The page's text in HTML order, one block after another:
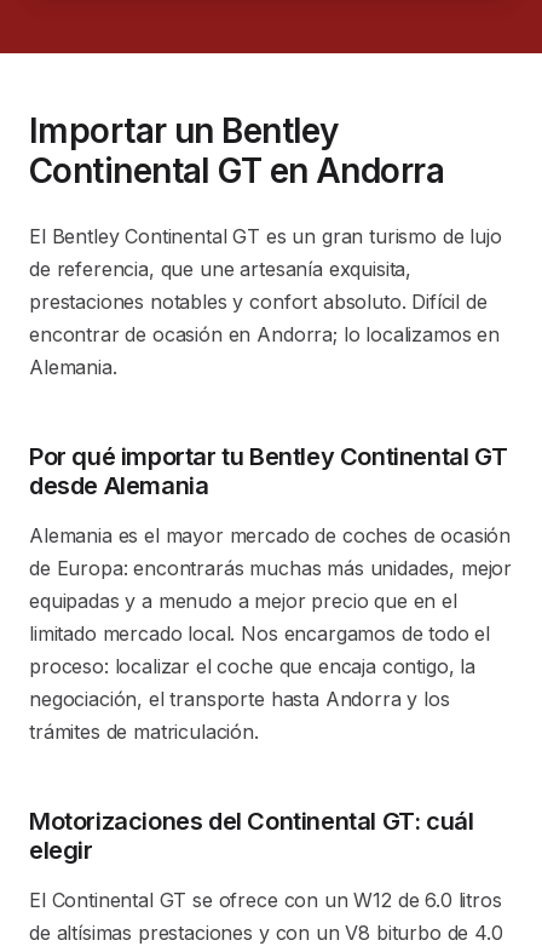
Importar un Bentley
Continental GT en Andorra
El Bentley Continental GT es un gran turismo de lujo
de referencia, que une artesanía exquisita,
prestaciones notables y confort absoluto. Difícil de
encontrar de ocasión en Andorra; lo localizamos en
Alemania.
Por qué importar tu Bentley Continental GT
desde Alemania
Alemania es el mayor mercado de coches de ocasión
de Europa: encontrarás muchas más unidades, mejor
equipadas y a menudo a mejor precio que en el
limitado mercado local. Nos encargamos de todo el
proceso: localizar el coche que encaja contigo, la
negociación, el transporte hasta Andorra y los
trámites de matriculación.
Motorizaciones del Continental GT: cuál
elegir
El Continental GT se ofrece con un W12 de 6.0 litros
de altísimas prestaciones y con un V8 biturbo de 4.0